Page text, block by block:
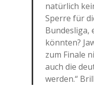
natürlich
Sperre für
Bundesliga,
könnten?
zum Finale
auch die
werden.“